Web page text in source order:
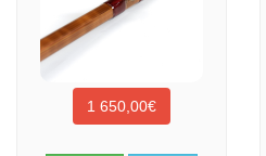
1 650,00€